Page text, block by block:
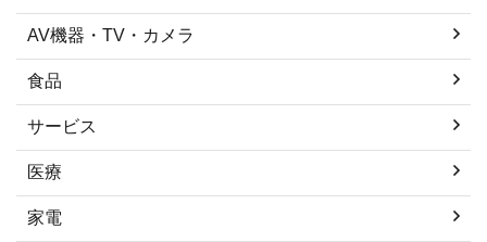
AV機器・TV・カメラ
食品
サービス
医療
家電